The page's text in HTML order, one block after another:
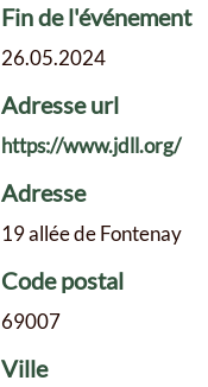
Fin de l'événement
26.05.2024
Adresse url
https://www.jdll.org/
Adresse
19 allée de Fontenay
Code postal
69007
Ville